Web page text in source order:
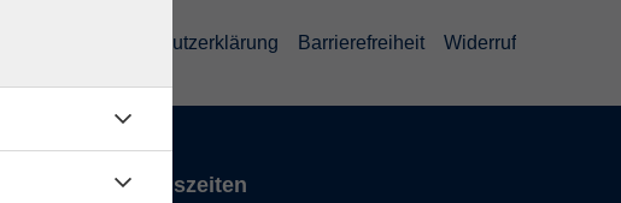
Datenschutzerklärung Barrierefreiheit Widerruf
Öffnungszeiten